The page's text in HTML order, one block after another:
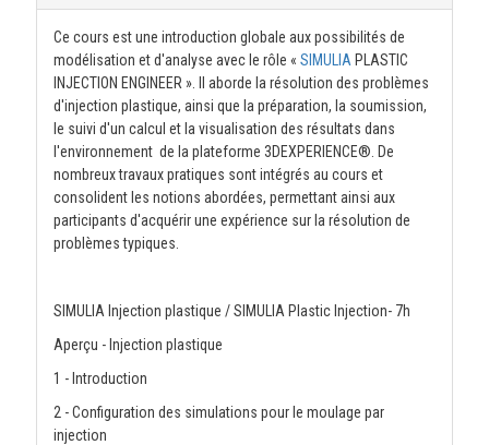
Ce cours est une introduction globale aux possibilités de
modélisation et d'analyse avec le rôle « SIMULIA PLASTIC
INJECTION ENGINEER ». Il aborde la résolution des problèmes
d'injection plastique, ainsi que la préparation, la soumission,
le suivi d'un calcul et la visualisation des résultats dans
l'environnement de la plateforme 3DEXPERIENCE®. De
nombreux travaux pratiques sont intégrés au cours et
consolident les notions abordées, permettant ainsi aux
participants d'acquérir une expérience sur la résolution de
problèmes typiques.
SIMULIA Injection plastique / SIMULIA Plastic Injection- 7h
Aperçu - Injection plastique
1 - Introduction
2 - Configuration des simulations pour le moulage par
injection